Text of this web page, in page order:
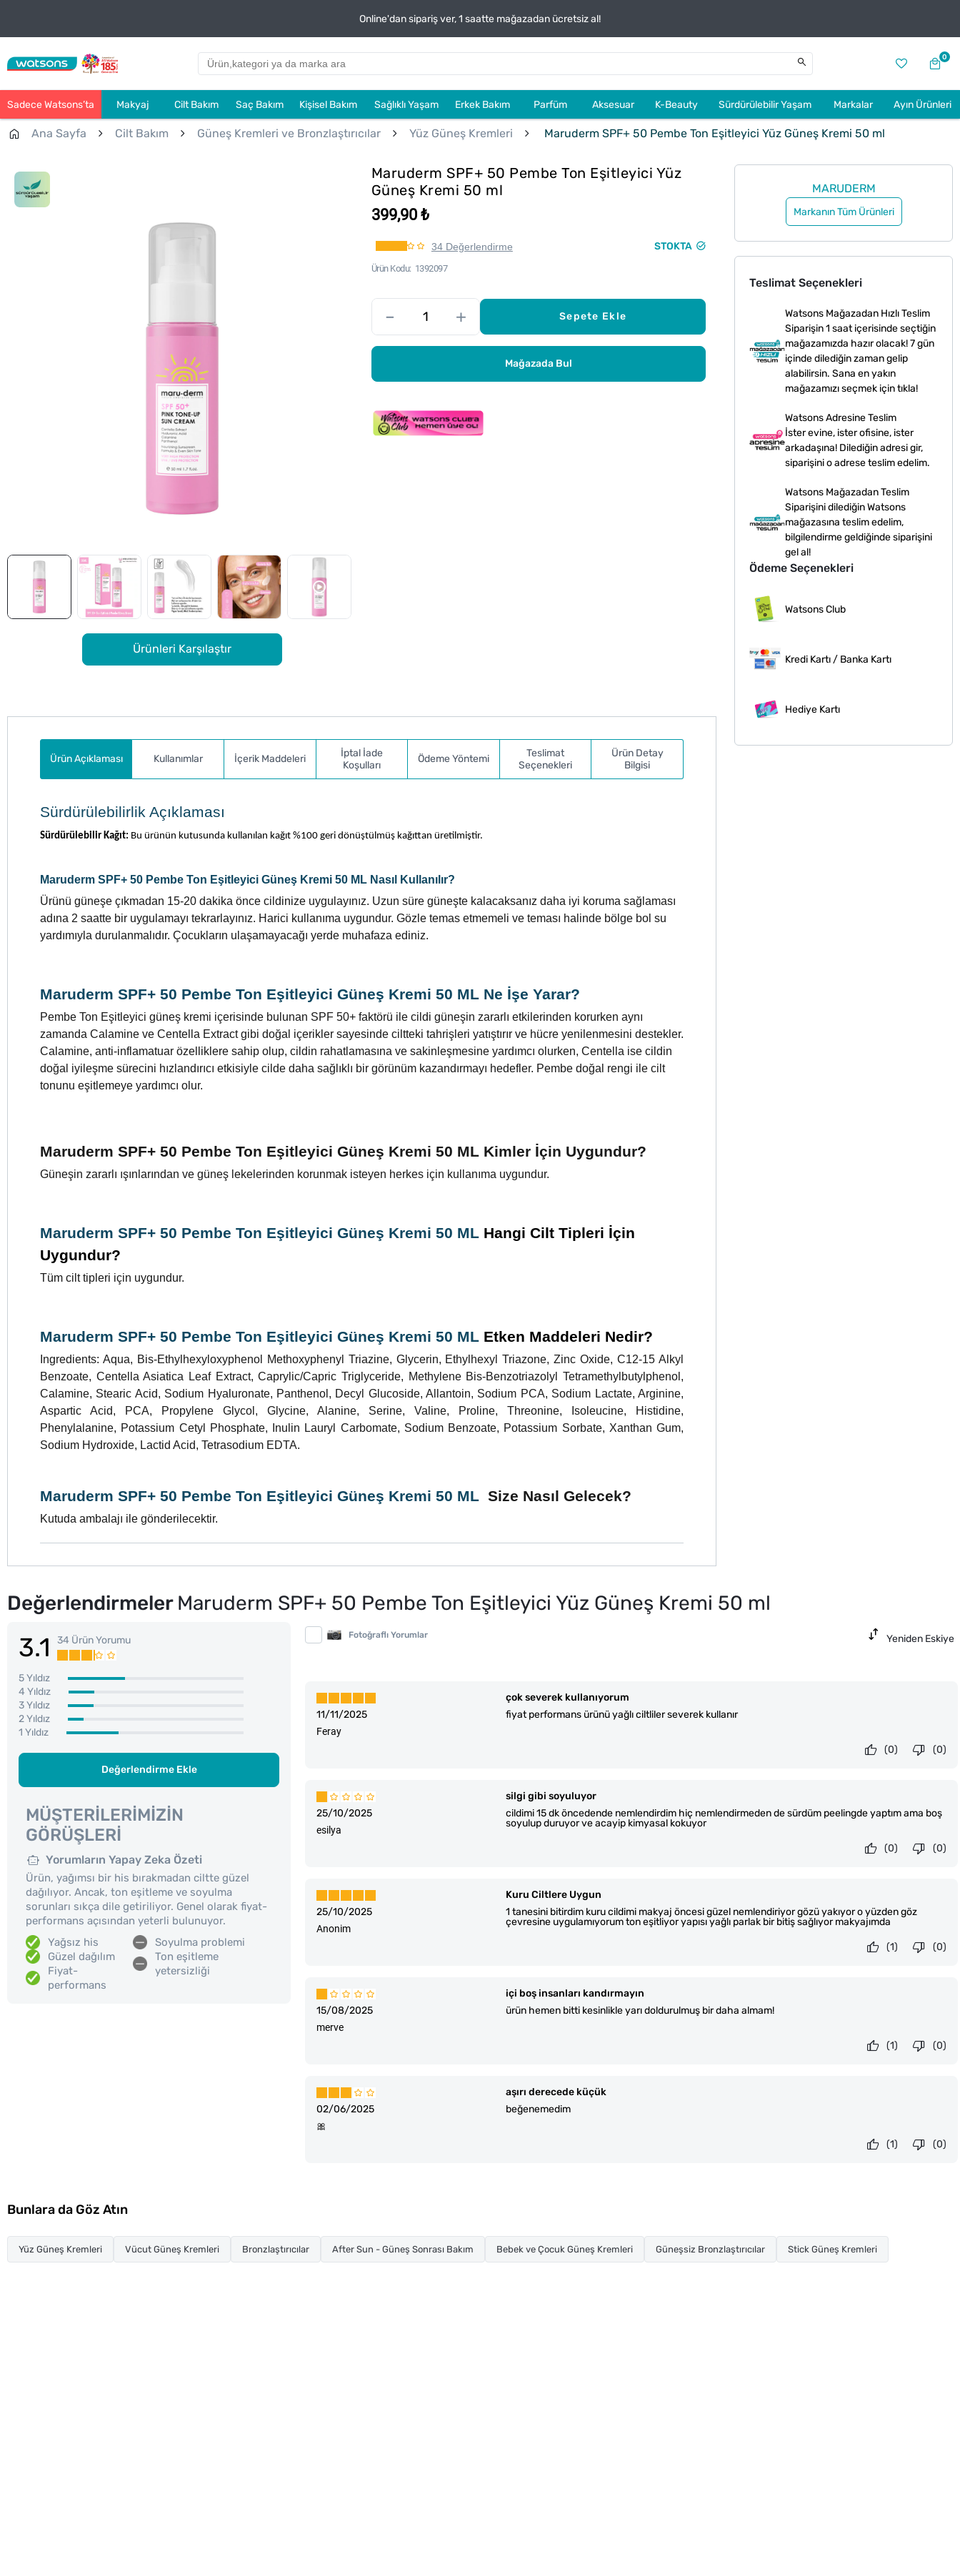
Online'dan sipariş ver, 1 saatte mağazadan ücretsiz al!
0
Sadece Watsons’ta Makyaj Cilt Bakım Saç Bakım Kişisel Bakım Sağlıklı Yaşam Erkek Bakım Parfüm Aksesuar K-Beauty Sürdürülebilir Yaşam Markalar Ayın Ürünleri
Ana Sayfa Cilt Bakım Güneş Kremleri ve Bronzlaştırıcılar Yüz Güneş Kremleri Maruderm SPF+ 50 Pembe Ton Eşitleyici Yüz Güneş Kremi 50 ml
Ürünleri Karşılaştır
Maruderm SPF+ 50 Pembe Ton Eşitleyici Yüz
Güneş Kremi 50 ml
399,90 ₺
34 Değerlendirme STOKTA
Ürün Kodu 1392097
– + Sepete Ekle
Mağazada Bul
MARUDERM
Markanın Tüm Ürünleri
Teslimat Seçenekleri
Watsons Mağazadan Hızlı Teslim
Siparişin 1 saat içerisinde seçtiğin
mağazamızda hazır olacak! 7 gün
içinde dilediğin zaman gelip
alabilirsin. Sana en yakın
mağazamızı seçmek için tıkla!
Watsons Adresine Teslim
İster evine, ister ofisine, ister
arkadaşına! Dilediğin adresi gir,
siparişini o adrese teslim edelim.
Watsons Mağazadan Teslim
Siparişini dilediğin Watsons
mağazasına teslim edelim,
bilgilendirme geldiğinde siparişini
gel al!
Ödeme Seçenekleri
Watsons Club
Kredi Kartı / Banka Kartı
Hediye Kartı
Ürün Açıklaması Kullanımlar İçerik Maddeleri
İptal İade
Koşulları
Ödeme Yöntemi
Teslimat
Seçenekleri
Ürün Detay
Bilgisi
Sürdürülebilirlik Açıklaması
Sürdürülebilir Kağıt: Bu ürünün kutusunda kullanılan kağıt %100 geri dönüştülmüş kağıttan üretilmiştir.
Maruderm SPF+ 50 Pembe Ton Eşitleyici Güneş Kremi 50 ML Nasıl Kullanılır?
Ürünü güneşe çıkmadan 15-20 dakika önce cildinize uygulayınız. Uzun süre güneşte kalacaksanız daha iyi koruma sağlaması
adına 2 saatte bir uygulamayı tekrarlayınız. Harici kullanıma uygundur. Gözle temas etmemeli ve teması halinde bölge bol su
yardımıyla durulanmalıdır. Çocukların ulaşamayacağı yerde muhafaza ediniz.
Maruderm SPF+ 50 Pembe Ton Eşitleyici Güneş Kremi 50 ML Ne İşe Yarar?
Pembe Ton Eşitleyici güneş kremi içerisinde bulunan SPF 50+ faktörü ile cildi güneşin zararlı etkilerinden korurken aynı
zamanda Calamine ve Centella Extract gibi doğal içerikler sayesinde ciltteki tahrişleri yatıştırır ve hücre yenilenmesini destekler.
Calamine, anti-inflamatuar özelliklere sahip olup, cildin rahatlamasına ve sakinleşmesine yardımcı olurken, Centella ise cildin
doğal iyileşme sürecini hızlandırıcı etkisiyle cilde daha sağlıklı bir görünüm kazandırmayı hedefler. Pembe doğal rengi ile cilt
tonunu eşitlemeye yardımcı olur.
Maruderm SPF+ 50 Pembe Ton Eşitleyici Güneş Kremi 50 ML Kimler İçin Uygundur?
Güneşin zararlı ışınlarından ve güneş lekelerinden korunmak isteyen herkes için kullanıma uygundur.
Maruderm SPF+ 50 Pembe Ton Eşitleyici Güneş Kremi 50 ML Hangi Cilt Tipleri İçin
Uygundur?
Tüm cilt tipleri için uygundur.
Maruderm SPF+ 50 Pembe Ton Eşitleyici Güneş Kremi 50 ML Etken Maddeleri Nedir?
Ingredients: Aqua, Bis-Ethylhexyloxyphenol Methoxyphenyl Triazine, Glycerin, Ethylhexyl Triazone, Zinc Oxide, C12-15 Alkyl
Benzoate, Centella Asiatica Leaf Extract, Caprylic/Capric Triglyceride, Methylene Bis-Benzotriazolyl Tetramethylbutylphenol,
Calamine, Stearic Acid, Sodium Hyaluronate, Panthenol, Decyl Glucoside, Allantoin, Sodium PCA, Sodium Lactate, Arginine,
Aspartic Acid, PCA, Propylene Glycol, Glycine, Alanine, Serine, Valine, Proline, Threonine, Isoleucine, Histidine,
Phenylalanine, Potassium Cetyl Phosphate, Inulin Lauryl Carbomate, Sodium Benzoate, Potassium Sorbate, Xanthan Gum,
Sodium Hydroxide, Lactid Acid, Tetrasodium EDTA.
Maruderm SPF+ 50 Pembe Ton Eşitleyici Güneş Kremi 50 ML Size Nasıl Gelecek?
Kutuda ambalajı ile gönderilecektir.
Değerlendirmeler Maruderm SPF+ 50 Pembe Ton Eşitleyici Yüz Güneş Kremi 50 ml
3.1 34 Ürün Yorumu
5 Yıldız
4 Yıldız
3 Yıldız
2 Yıldız
1 Yıldız
Değerlendirme Ekle
MÜŞTERILERIMIZIN
GÖRÜŞLERI
Yorumların Yapay Zeka Özeti
Ürün, yağımsı bir his bırakmadan ciltte güzel
dağılıyor. Ancak, ton eşitleme ve soyulma
sorunları sıkça dile getiriliyor. Genel olarak fiyat-
performans açısından yeterli bulunuyor.
Yağsız his
Güzel dağılım
Fiyat-
performans
Soyulma problemi
Ton eşitleme
yetersizliği
Fotoğraflı Yorumlar Yeniden Eskiye
11/11/2025
çok severek kullanıyorum
fiyat performans ürünü yağlı ciltliler severek kullanır
Feray
(0)
(0)
25/10/2025
silgi gibi soyuluyor
cildimi 15 dk öncedende nemlendirdim hiç nemlendirmeden de sürdüm peelingde yaptım ama boş
soyulup duruyor ve acayip kimyasal kokuyor
esilya
(0)
(0)
25/10/2025
Kuru Ciltlere Uygun
1 tanesini bitirdim kuru cildimi makyaj öncesi güzel nemlendiriyor gözü yakıyor o yüzden göz
çevresine uygulamıyorum ton eşitliyor yapısı yağlı parlak bir bitiş sağlıyor makyajımda
Anonim
(0)
(1)
15/08/2025
içi boş insanları kandırmayın
ürün hemen bitti kesinlikle yarı doldurulmuş bir daha almam!
merve
(0)
(1)
02/06/2025
aşırı derecede küçük
beğenemedim
🎀
(0)
(1)
Bunlara da Göz Atın
Yüz Güneş Kremleri Vücut Güneş Kremleri Bronzlaştırıcılar After Sun - Güneş Sonrası Bakım Bebek ve Çocuk Güneş Kremleri Güneşsiz Bronzlaştırıcılar Stick Güneş Kremleri